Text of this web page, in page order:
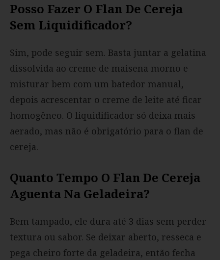
Posso Fazer O Flan De Cereja
Sem Liquidificador?
Sim, pode seguir sem. Basta juntar a gelatina
dissolvida ao creme de maisena morno e
misturar bem com um batedor manual,
depois acrescentar o creme de leite até ficar
homogêneo. O liquidificador só deixa mais
aerado, mas não é obrigatório para o flan de
cereja.
Quanto Tempo O Flan De Cereja
Aguenta Na Geladeira?
Bem tampado, ele dura até 3 dias sem perder
textura ou sabor. Se deixar aberto, resseca e
pega cheiro forte da geladeira, então fecha